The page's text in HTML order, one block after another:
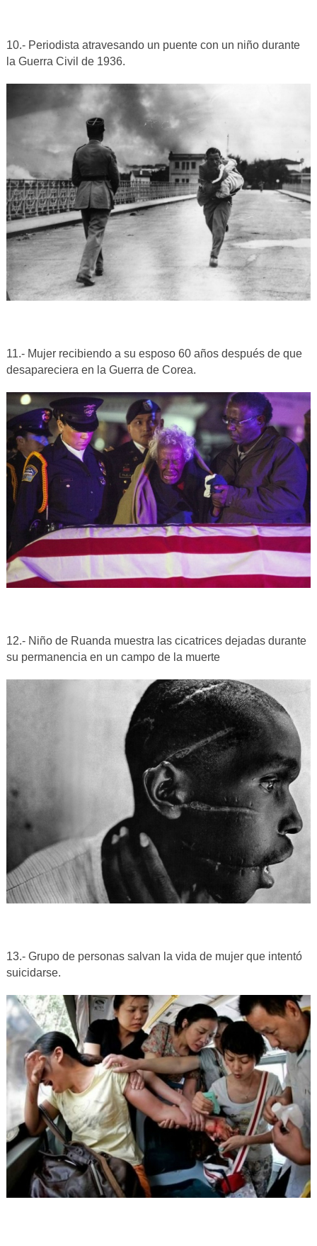
10.- Periodista atravesando un puente con un niño durante
la Guerra Civil de 1936.
11.- Mujer recibiendo a su esposo 60 años después de que
desapareciera en la Guerra de Corea.
12.- Niño de Ruanda muestra las cicatrices dejadas durante
su permanencia en un campo de la muerte
13.- Grupo de personas salvan la vida de mujer que intentó
suicidarse.